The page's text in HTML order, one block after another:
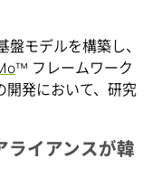
モデルを構築し、
™ フレームワーク
開発において、研究
ライアンスが韓